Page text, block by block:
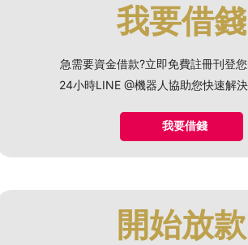
我要借錢
急需要資金借款?立即免費註冊刊登
24小時LINE @機器人協助您快速解
我要借錢
開始放款